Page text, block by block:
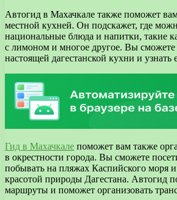
Автогид в Махачкале также поможет
местной кухней. Он подскажет, где
национальные блюда и напитки, такие
с лимоном и многое другое. Вы сможете
настоящей дагестанской кухни и узнать
Гид в Махачкале поможет вам также
в окрестности города. Вы сможете
побывать на пляжах Каспийского моря и
красотой природы Дагестана. Автогид
маршруты и поможет организовать